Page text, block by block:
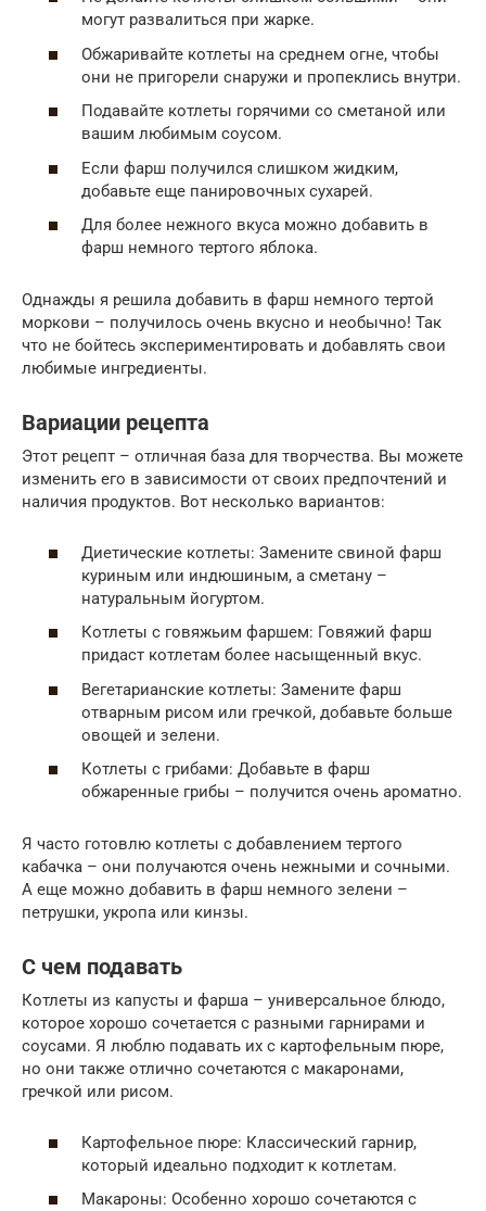
могут развалиться при жарке.
Обжаривайте котлеты на среднем огне, чтобы
они не пригорели снаружи и пропеклись внутри.
Подавайте котлеты горячими со сметаной или
вашим любимым соусом.
Если фарш получился слишком жидким,
добавьте еще панировочных сухарей.
Для более нежного вкуса можно добавить в
фарш немного тертого яблока.
Однажды я решила добавить в фарш немного тертой
моркови – получилось очень вкусно и необычно! Так
что не бойтесь экспериментировать и добавлять свои
любимые ингредиенты.
Вариации рецепта
Этот рецепт – отличная база для творчества. Вы можете
изменить его в зависимости от своих предпочтений и
наличия продуктов. Вот несколько вариантов:
Диетические котлеты: Замените свиной фарш
куриным или индюшиным, а сметану –
натуральным йогуртом.
Котлеты с говяжьим фаршем: Говяжий фарш
придаст котлетам более насыщенный вкус.
Вегетарианские котлеты: Замените фарш
отварным рисом или гречкой, добавьте больше
овощей и зелени.
Котлеты с грибами: Добавьте в фарш
обжаренные грибы – получится очень ароматно.
Я часто готовлю котлеты с добавлением тертого
кабачка – они получаются очень нежными и сочными.
А еще можно добавить в фарш немного зелени –
петрушки, укропа или кинзы.
С чем подавать
Котлеты из капусты и фарша – универсальное блюдо,
которое хорошо сочетается с разными гарнирами и
соусами. Я люблю подавать их с картофельным пюре,
но они также отлично сочетаются с макаронами,
гречкой или рисом.
Картофельное пюре: Классический гарнир,
который идеально подходит к котлетам.
Макароны: Особенно хорошо сочетаются с